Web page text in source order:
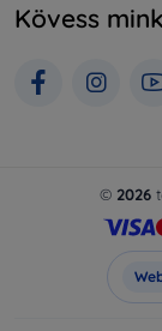
Kövess
© 2026